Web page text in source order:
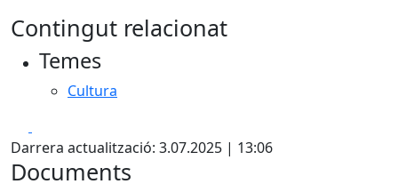
Contingut relacionat
Temes
Cultura
Darrera actualització: 3.07.2025 | 13:06
Documents